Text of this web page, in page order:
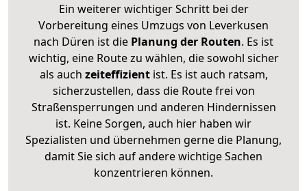
Ein weiterer wichtiger Schritt bei der
Vorbereitung eines Umzugs von Leverkusen
nach Düren ist die Planung der Routen. Es ist
wichtig, eine Route zu wählen, die sowohl sicher
als auch zeiteffizientist. Es ist auch ratsam,
sicherzustellen, dass die Route frei von
Straßensperrungen und anderen Hindernissen
ist. Keine Sorgen, auch hier haben wir
Spezialisten und übernehmen gerne die Planung,
damit Sie sich auf andere wichtige Sachen
konzentrieren können.